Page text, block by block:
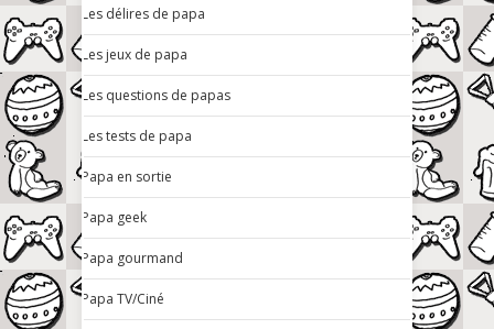
Les délires de papa
Les jeux de papa
Les questions de papas
Les tests de papa
Papa en sortie
Papa geek
Papa gourmand
Papa TV/Ciné